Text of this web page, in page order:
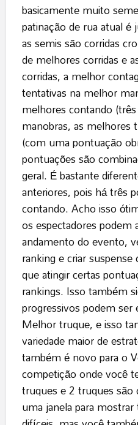
basicamente muito
patinação de rua atual é
as semis são corridas
de melhores corridas e
corridas, a melhor
tentativas na melhor
melhores contando
manobras, as
(com uma pontuação
pontuações são
geral. É bastante
anteriores, pois há três
contando. Acho isso
os espectadores podem
andamento do evento,
ranking e criar
que atingir certas
rankings. Isso também
progressivos podem ser
Melhor truque, e isso
variedade maior de
também é novo para o
competição onde você
truques e 2 truques são
uma janela para